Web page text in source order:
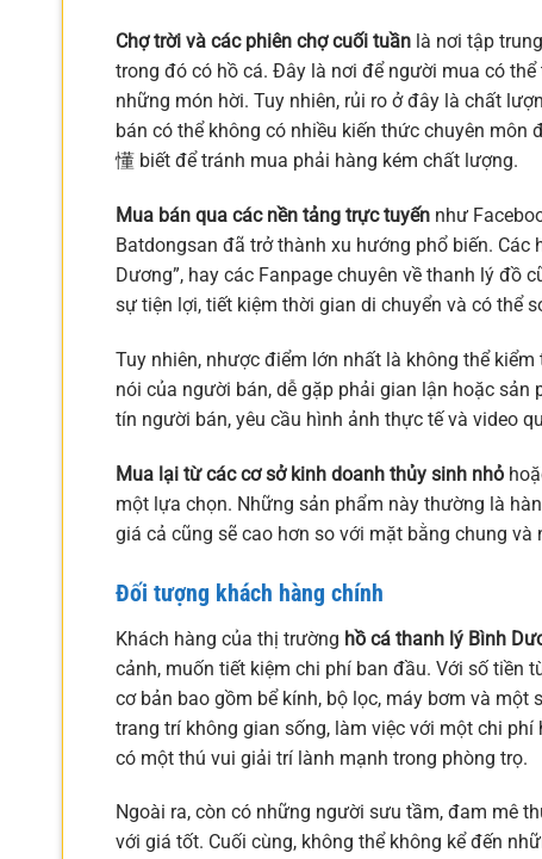
Chợ trời và các phiên chợ cuối tuần là nơi tập
trong đó có hồ cá. Đây là nơi để người mua có
những món hời. Tuy nhiên, rủi ro ở đây là chất
bán có thể không có nhiều kiến thức chuyên
懂 biết để tránh mua phải hàng kém chất lượng.
Mua bán qua các nền tảng trực tuyến như
Batdongsan đã trở thành xu hướng phổ biến. Các
Dương”, hay các Fanpage chuyên về thanh lý
sự tiện lợi, tiết kiệm thời gian di chuyển và có thể
Tuy nhiên, nhược điểm lớn nhất là không thể
nói của người bán, dễ gặp phải gian lận hoặc
tín người bán, yêu cầu hình ảnh thực tế và video
Mua lại từ các cơ sở kinh doanh thủy sinh nhỏ
một lựa chọn. Những sản phẩm này thường là
giá cả cũng sẽ cao hơn so với mặt bằng chung
Đối tượng khách hàng chính
Khách hàng của thị trường hồ cá thanh lý Bình
cảnh, muốn tiết kiệm chi phí ban đầu. Với số tiền
cơ bản bao gồm bể kính, bộ lọc, máy bơm và
trang trí không gian sống, làm việc với một chi
có một thú vui giải trí lành mạnh trong phòng trọ.
Ngoài ra, còn có những người sưu tầm, đam mê
với giá tốt. Cuối cùng, không thể không kể đến